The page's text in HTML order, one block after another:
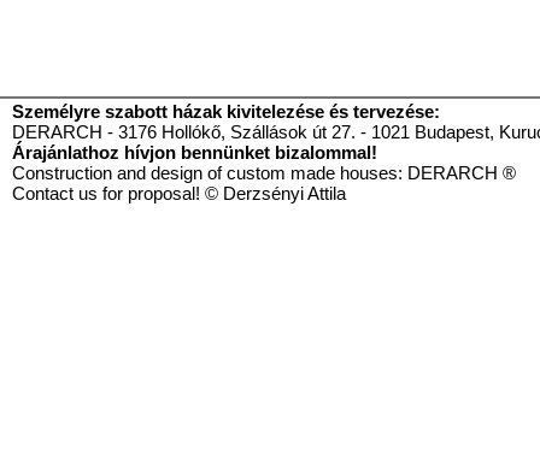
Személyre szabott házak kivitelezése és tervezése:
DERARCH - 3176 Hollókő, Szállások út 27. - 1021 Budapest,
Árajánlathoz hívjon bennünket bizalommal!
Construction and design of custom made houses:
Contact us for proposal! © Derzsényi Attila